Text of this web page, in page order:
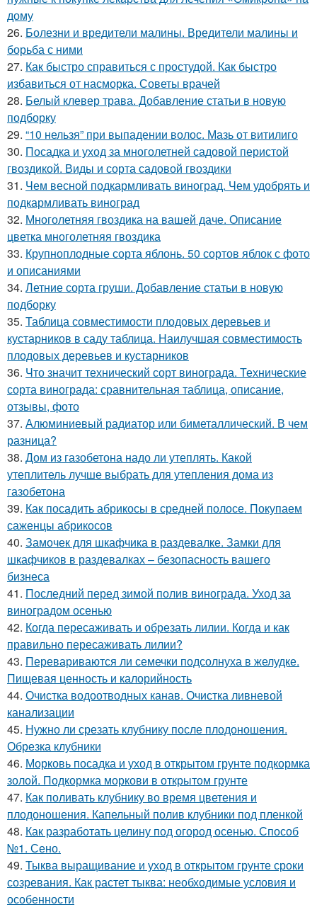
дому
26. Болезни и вредители малины. Вредители малины и
борьба с ними
27. Как быстро справиться с простудой. Как быстро
избавиться от насморка. Советы врачей
28. Белый клевер трава. Добавление статьи в новую
подборку
29. “10 нельзя” при выпадении волос. Мазь от витилиго
30. Посадка и уход за многолетней садовой перистой
гвоздикой. Виды и сорта садовой гвоздики
31. Чем весной подкармливать виноград. Чем удобрять и
подкармливать виноград
32. Многолетняя гвоздика на вашей даче. Описание
цветка многолетняя гвоздика
33. Крупноплодные сорта яблонь. 50 сортов яблок с фото
и описаниями
34. Летние сорта груши. Добавление статьи в новую
подборку
35. Таблица совместимости плодовых деревьев и
кустарников в саду таблица. Наилучшая совместимость
плодовых деревьев и кустарников
36. Что значит технический сорт винограда. Технические
сорта винограда: сравнительная таблица, описание,
отзывы, фото
37. Алюминиевый радиатор или биметаллический. В чем
разница?
38. Дом из газобетона надо ли утеплять. Какой
утеплитель лучше выбрать для утепления дома из
газобетона
39. Как посадить абрикосы в средней полосе. Покупаем
саженцы абрикосов
40. Замочек для шкафчика в раздевалке. Замки для
шкафчиков в раздевалках – безопасность вашего
бизнеса
41. Последний перед зимой полив винограда. Уход за
виноградом осенью
42. Когда пересаживать и обрезать лилии. Когда и как
правильно пересаживать лилии?
43. Перевариваются ли семечки подсолнуха в желудке.
Пищевая ценность и калорийность
44. Очистка водоотводных канав. Очистка ливневой
канализации
45. Нужно ли срезать клубнику после плодоношения.
Обрезка клубники
46. Морковь посадка и уход в открытом грунте подкормка
золой. Подкормка моркови в открытом грунте
47. Как поливать клубнику во время цветения и
плодоношения. Капельный полив клубники под пленкой
48. Как разработать целину под огород осенью. Способ
№1. Сено.
49. Тыква выращивание и уход в открытом грунте сроки
созревания. Как растет тыква: необходимые условия и
особенности